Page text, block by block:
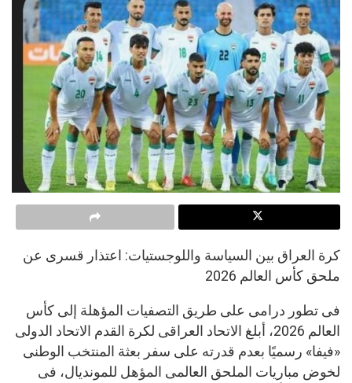
كرة العراق بين السياسة واللوجستيات: اعتذار قسرى عن
ملحق كأس العالم 2026
فى تطور درامى على طريق التصفيات المؤهلة إلى كأس
العالم 2026، أبلغ الاتحاد العراقى لكرة القدم الاتحاد الدولى
«فيفا» رسميًا بعدم قدرته على سفر بعثة المنتخب الوطنى
لخوض مباريات الملحق العالمى المؤهل للمونديال، فى